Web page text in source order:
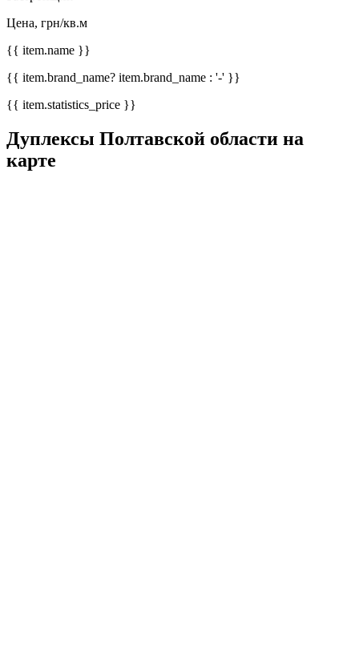
Цена, грн/кв.м
{{ item.name }}
{{ item.brand_name? item.brand_name : '-' }}
{{ item.statistics_price }}
Дуплексы Полтавской области на
карте